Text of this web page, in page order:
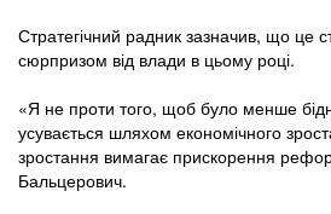
Стратегічний радник зазначив, що це
сюрпризом від влади в цьому році.
«Я не проти того, щоб було менше
усувається шляхом економічного
зростання вимагає прискорення
Бальцерович.